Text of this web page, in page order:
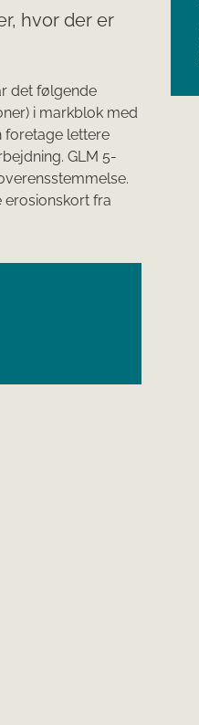
hvor der er
det følgende
i markblok med
foretage lettere
GLM 5-
fra